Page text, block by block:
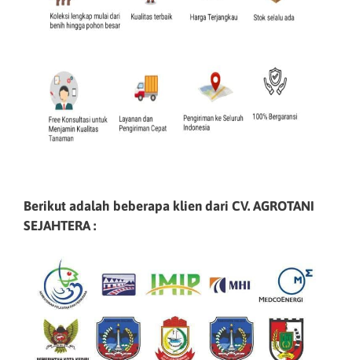
Berikut adalah beberapa klien dari CV. AGROTANI
SEJAHTERA :